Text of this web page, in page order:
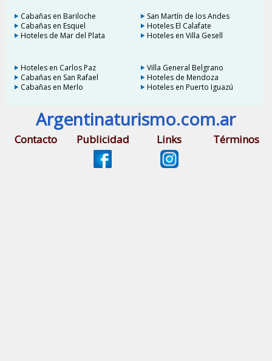
Cabañas en Bariloche
San Martín de los Andes
Cabañas en Esquel
Hoteles El Calafate
Hoteles de Mar del Plata
Hoteles en Villa Gesell
Hoteles en Carlos Paz
Villa General Belgrano
Cabañas en San Rafael
Hoteles de Mendoza
Cabañas en Merlo
Hoteles en Puerto Iguazú
Argentinaturismo.com.ar
Contacto Publicidad Links Términos